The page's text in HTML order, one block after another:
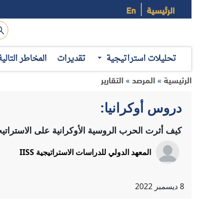
الرئيسية En
تحليلات استراتيجية تقديرات المخاطر
الرئيسية » المرصد » التقارير
دروس أوكرانيا:
كيف أثرت الحرب الروسية الأوكرانية على
المعهد الدولي للدراسات الاستراتيجية IISS
8ديسمبر 2022